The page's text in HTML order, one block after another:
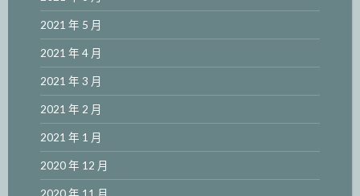
2021 年 5 月
2021 年 4 月
2021 年 3 月
2021 年 2 月
2021 年 1 月
2020 年 12 月
2020 年 11 月